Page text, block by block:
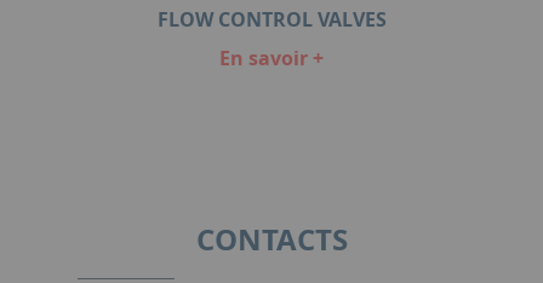
FLOW CONTROL VALVES
En savoir +
CONTACTS